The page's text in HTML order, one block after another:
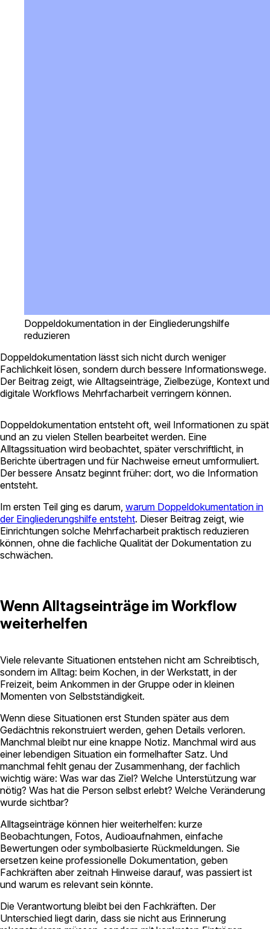
Doppeldokumentation in der Eingliederungshilfe
reduzieren
Doppeldokumentation lässt sich nicht durch weniger
Fachlichkeit lösen, sondern durch bessere Informationswege.
Der Beitrag zeigt, wie Alltagseinträge, Zielbezüge, Kontext und
digitale Workflows Mehrfacharbeit verringern können.
Doppeldokumentation entsteht oft, weil Informationen zu spät
und an zu vielen Stellen bearbeitet werden. Eine
Alltagssituation wird beobachtet, später verschriftlicht, in
Berichte übertragen und für Nachweise erneut umformuliert.
Der bessere Ansatz beginnt früher: dort, wo die Information
entsteht.
Im ersten Teil ging es darum, warum Doppeldokumentation in
der Eingliederungshilfe entsteht. Dieser Beitrag zeigt, wie
Einrichtungen solche Mehrfacharbeit praktisch reduzieren
können, ohne die fachliche Qualität der Dokumentation zu
schwächen.
Wenn Alltagseinträge im Workflow
weiterhelfen
Viele relevante Situationen entstehen nicht am Schreibtisch,
sondern im Alltag: beim Kochen, in der Werkstatt, in der
Freizeit, beim Ankommen in der Gruppe oder in kleinen
Momenten von Selbstständigkeit.
Wenn diese Situationen erst Stunden später aus dem
Gedächtnis rekonstruiert werden, gehen Details verloren.
Manchmal bleibt nur eine knappe Notiz. Manchmal wird aus
einer lebendigen Situation ein formelhafter Satz. Und
manchmal fehlt genau der Zusammenhang, der fachlich
wichtig wäre: Was war das Ziel? Welche Unterstützung war
nötig? Was hat die Person selbst erlebt? Welche Veränderung
wurde sichtbar?
Alltagseinträge können hier weiterhelfen: kurze
Beobachtungen, Fotos, Audioaufnahmen, einfache
Bewertungen oder symbolbasierte Rückmeldungen. Sie
ersetzen keine professionelle Dokumentation, geben
Fachkräften aber zeitnah Hinweise darauf, was passiert ist
und warum es relevant sein könnte.
Die Verantwortung bleibt bei den Fachkräften. Der
Unterschied liegt darin, dass sie nicht aus Erinnerung